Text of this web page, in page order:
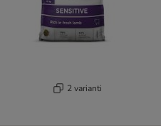
2 varianti